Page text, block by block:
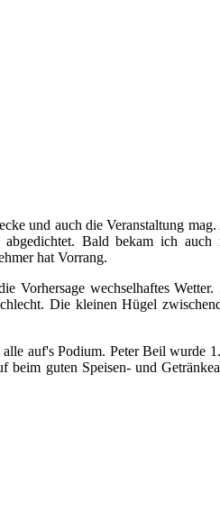
und auch die Veranstaltung
Bald bekam ich
hat Vorrang.
wechselhaftes
Die kleinen Hügel
auf's Podium. Peter Beil wurde
guten Speisen- und